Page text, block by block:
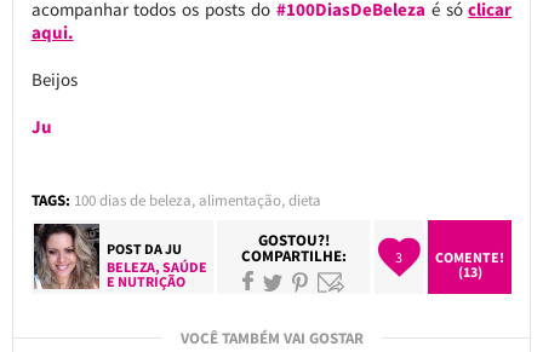
acompanhar todos os posts do #100DiasDeBeleza é sóclicar
aqui.
Beijos
Ju
TAGS: 100 dias de beleza,alimentação,dieta
POST DAJU
BELEZA,SAÚDE
E NUTRIÇÃO
GOSTOU?!
COMPARTILHE: 3
COMENTE!
(13)
VOCÊ TAMBÉM VAI GOSTAR